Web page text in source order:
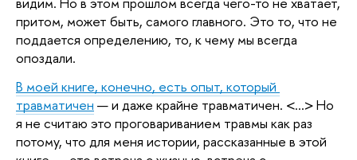
притом, может быть, самого главного. Это то, что не
поддается определению, то, к чему мы всегда
опоздали.
В моей книге, конечно, есть опыт, который
травматичен — и даже крайне травматичен. <...> Но
я не считаю это проговариванием травмы как раз
потому, что для меня истории, рассказанные в этой